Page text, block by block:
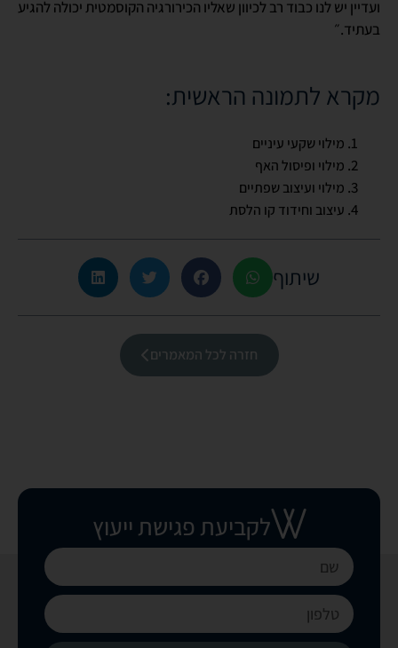
ועדיין יש לנו כבוד רב לכיוון שאליו הכירורגיה הקוסמטית יכולה להגיע
בעתיד.״
מקרא לתמונה הראשית:
מילוי שקעי עיניים
מילוי ופיסול האף
מילוי ועיצוב שפתיים
עיצוב וחידוד קו הלסת
שיתוף
חזרה לכל המאמרים
לקביעת פגישת ייעוץ